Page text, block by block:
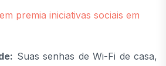
premia iniciativas sociais em
Suas senhas de Wi-Fi de casa,